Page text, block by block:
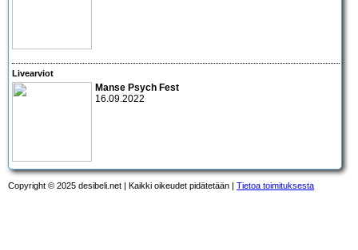
Livearviot
Manse Psych Fest
16.09.2022
Copyright © 2025 desibeli.net | Kaikki oikeudet pidätetään | Tietoa toimituksesta